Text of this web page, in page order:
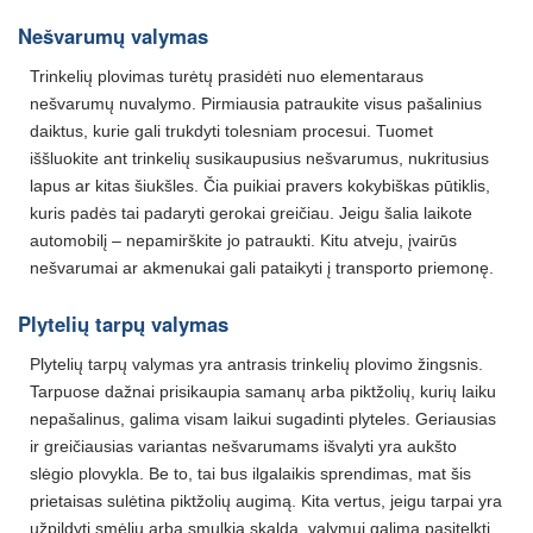
Nešvarumų valymas
Trinkelių plovimas turėtų prasidėti nuo elementaraus
nešvarumų nuvalymo. Pirmiausia patraukite visus pašalinius
daiktus, kurie gali trukdyti tolesniam procesui. Tuomet
iššluokite ant trinkelių susikaupusius nešvarumus, nukritusius
lapus ar kitas šiukšles. Čia puikiai pravers kokybiškas pūtiklis,
kuris padės tai padaryti gerokai greičiau. Jeigu šalia laikote
automobilį – nepamirškite jo patraukti. Kitu atveju, įvairūs
nešvarumai ar akmenukai gali pataikyti į transporto priemonę.
Plytelių tarpų valymas
Plytelių tarpų valymas yra antrasis trinkelių plovimo žingsnis.
Tarpuose dažnai prisikaupia samanų arba piktžolių, kurių laiku
nepašalinus, galima visam laikui sugadinti plyteles. Geriausias
ir greičiausias variantas nešvarumams išvalyti yra aukšto
slėgio plovykla. Be to, tai bus ilgalaikis sprendimas, mat šis
prietaisas sulėtina piktžolių augimą. Kita vertus, jeigu tarpai yra
užpildyti smėliu arba smulkia skalda, valymui galima pasitelkti